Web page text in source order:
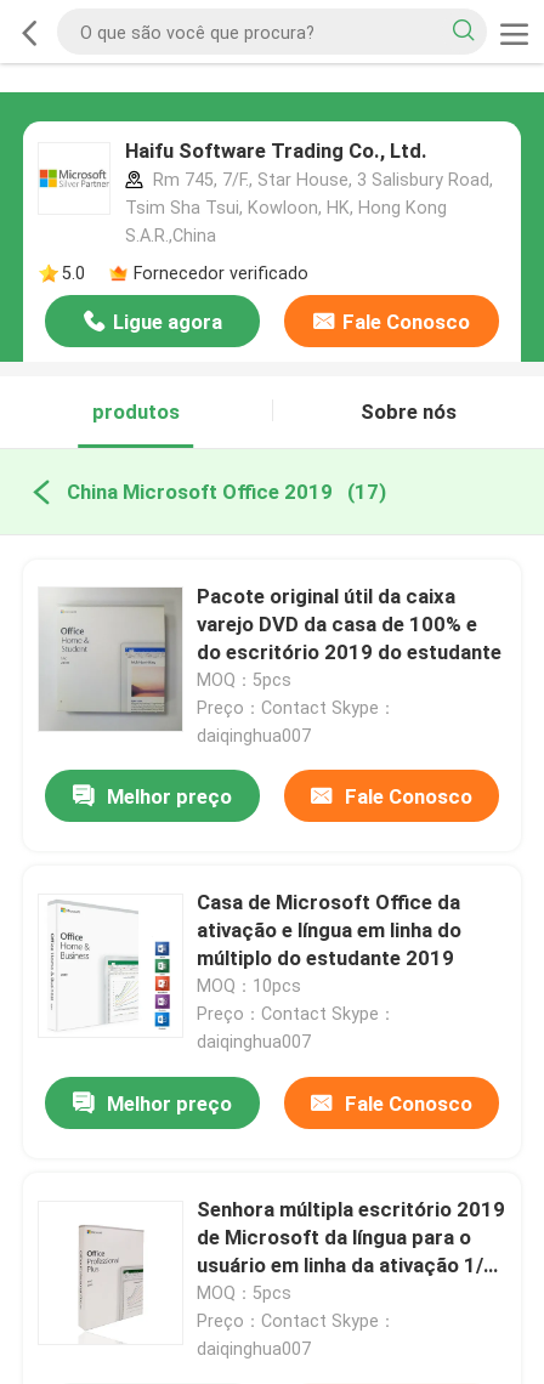
Haifu Software Trading Co., Ltd.
Rm 745, 7/F., Star House, 3 Salisbury Road,
Tsim Sha Tsui, Kowloon, HK, Hong Kong
S.A.R.,China
5.0
Fornecedor verificado
Ligue agora Fale Conosco
produtos Sobre nós
China Microsoft Office 2019 (17)
Pacote original útil da caixa
varejo DVD da casa de 100% e
do escritório 2019 do estudante
MOQ：5pcs
Preço：Contact Skype：
daiqinghua007
Melhor preço Fale Conosco
Casa de Microsoft Office da
ativação e língua em linha do
múltiplo do estudante 2019
MOQ：10pcs
Preço：Contact Skype：
daiqinghua007
Melhor preço Fale Conosco
Senhora múltipla escritório 2019
de Microsoft da língua para o
usuário em linha da ativação 1/1
dispositivo
MOQ：5pcs
Preço：Contact Skype：
daiqinghua007